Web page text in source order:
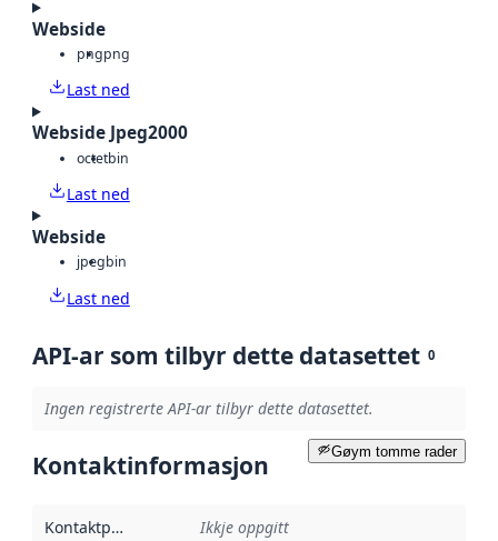
Webside
pngpng
Last ned
Webside Jpeg2000
octetbin
Last ned
Webside
jpegbin
Last ned
API-ar som tilbyr dette datasettet 0
Ingen registrerte API-ar tilbyr dette datasettet.
Gøym tomme rader
Kontaktinformasjon
Kontaktpunkt Ikkje oppgitt